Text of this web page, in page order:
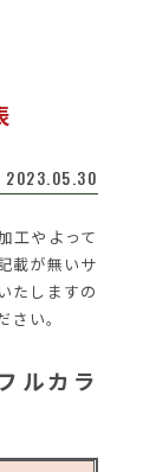
2023.05.30
工やよって
載が無いサ
たしますの
い。
ルカラ